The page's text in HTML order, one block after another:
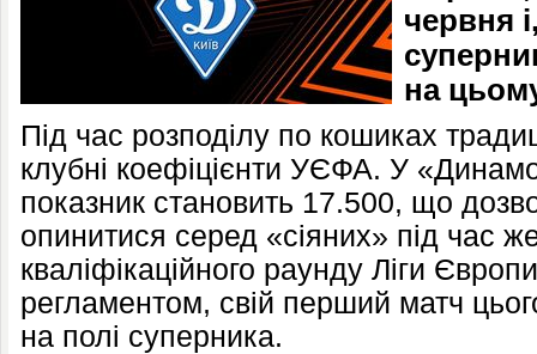
червня
на
Під час розподілу по кошиках
клубні коефіцієнти УЄФА. У
показник становить 17.500, що
опинитися серед «сіяних» під час
кваліфікаційного раунду Ліги
регламентом, свій перший матч
на полі суперника.